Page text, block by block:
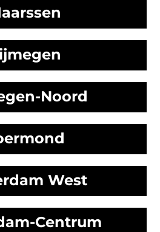
Noord
West
Centrum